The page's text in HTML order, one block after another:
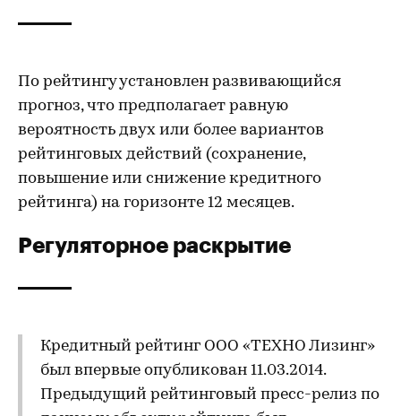
По рейтингу установлен развивающийся
прогноз, что предполагает равную
вероятность двух или более вариантов
рейтинговых действий (сохранение,
повышение или снижение кредитного
рейтинга) на горизонте 12 месяцев.
Регуляторное раскрытие
Кредитный рейтинг ООО «ТЕХНО Лизинг»
был впервые опубликован 11.03.2014.
Предыдущий рейтинговый пресс-релиз по